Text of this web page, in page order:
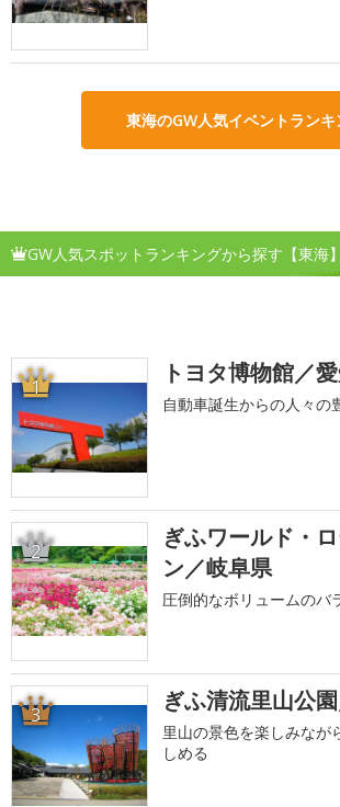
東海のGW人気イベントランキ
GW人気スポットランキングから探す【東海】
1 トヨタ博物館／
自動車誕生からの人々の
2
ぎふワールド・
ン／岐阜県
圧倒的なボリュームのバ
3 ぎふ清流里山公
里山の景色を楽しみなが
しめる